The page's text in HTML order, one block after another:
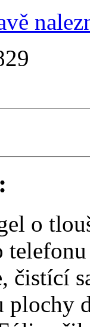
o
čistící
plochy